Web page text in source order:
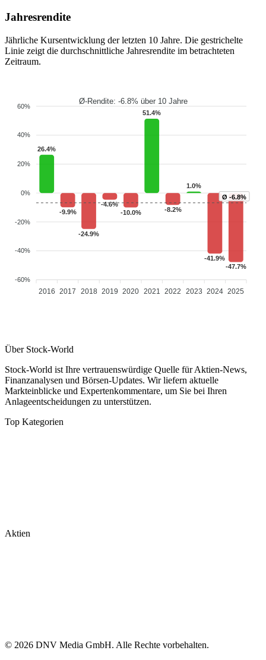
Jahresrendite
Jährliche Kursentwicklung der letzten 10 Jahre. Die gestrichelte
Linie zeigt die durchschnittliche Jahresrendite im betrachteten
Zeitraum.
Ø-Rendite: -6.8% über 10 Jahre
60%
40%
20%
0%
-20%
-40%
-60%
26.4%
-9.9%
-24.9%
-4.6%
-10.0%
51.4%
-8.2%
1.0%
-41.9%
-47.7%
2016 2017 2018 2019 2020 2021 2022 2023 2024 2025
Ø -6.8%
Über Stock-World
Stock-World ist Ihre vertrauenswürdige Quelle für Aktien-News,
Finanzanalysen und Börsen-Updates. Wir liefern aktuelle
Markteinblicke und Expertenkommentare, um Sie bei Ihren
Anlageentscheidungen zu unterstützen.
Top Kategorien
Aktien
© 2026 DNV Media GmbH. Alle Rechte vorbehalten.